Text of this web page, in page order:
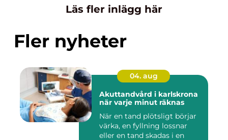
Läs fler inlägg här
Fler nyheter
04. aug
Akuttandvård i karlskrona
när varje minut räknas
När en tand plötsligt börjar
värka, en fyllning lossnar
eller en tand skadas i en